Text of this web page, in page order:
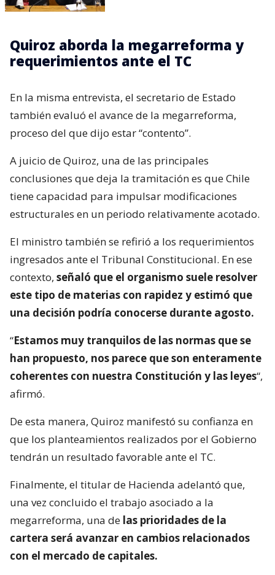
Quiroz aborda la megarreforma y
requerimientos ante el TC
En la misma entrevista, el secretario de Estado
también evaluó el avance de la megarreforma,
proceso del que dijo estar “contento”.
A juicio de Quiroz, una de las principales
conclusiones que deja la tramitación es que Chile
tiene capacidad para impulsar modificaciones
estructurales en un periodo relativamente acotado.
El ministro también se refirió a los requerimientos
ingresados ante el Tribunal Constitucional. En ese
contexto, señaló que el organismo suele resolver
este tipo de materias con rapidez y estimó que
una decisión podría conocerse durante agosto.
“Estamos muy tranquilos de las normas que se
han propuesto, nos parece que son enteramente
coherentes con nuestra Constitución y las leyes“,
afirmó.
De esta manera, Quiroz manifestó su confianza en
que los planteamientos realizados por el Gobierno
tendrán un resultado favorable ante el TC.
Finalmente, el titular de Hacienda adelantó que,
una vez concluido el trabajo asociado a la
megarreforma, una de las prioridades de la
cartera será avanzar en cambios relacionados
con el mercado de capitales.